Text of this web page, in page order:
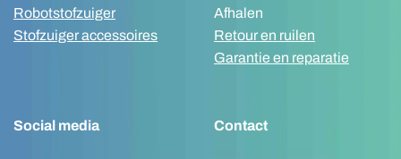
Robotstofzuiger
Stofzuiger accessoires
Afhalen
Retour en ruilen
Garantie en reparatie
Social media Contact